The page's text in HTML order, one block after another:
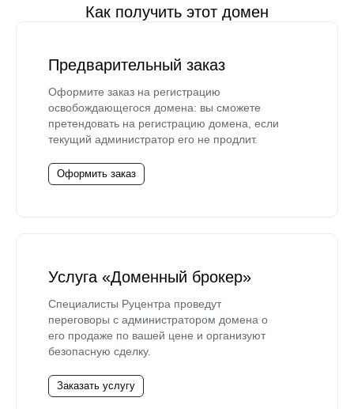
Как получить этот домен
Предварительный заказ
Оформите заказ на регистрацию
освобождающегося домена: вы сможете
претендовать на регистрацию домена, если
текущий администратор его не продлит.
Оформить заказ
Услуга «Доменный брокер»
Специалисты Руцентра проведут
переговоры с администратором домена о
его продаже по вашей цене и организуют
безопасную сделку.
Заказать услугу